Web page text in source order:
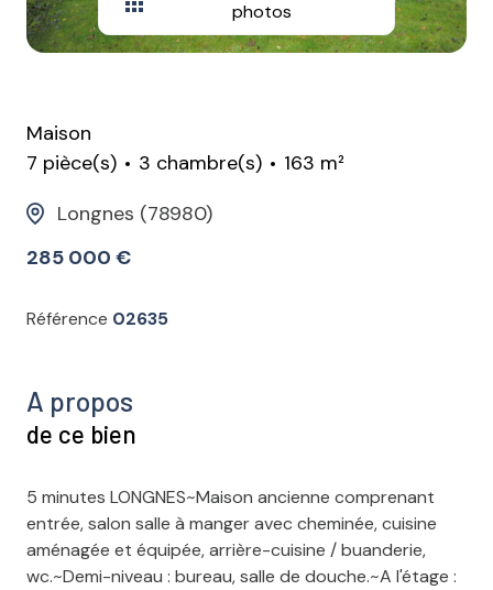
photos
Maison
7 pièce(s)
3 chambre(s)
163 m²
Longnes (78980)
285 000 €
Référence 02635
A propos
de ce bien
5 minutes LONGNES~Maison ancienne comprenant
entrée, salon salle à manger avec cheminée, cuisine
aménagée et équipée, arrière-cuisine / buanderie,
wc.~Demi-niveau : bureau, salle de douche.~A l'étage :